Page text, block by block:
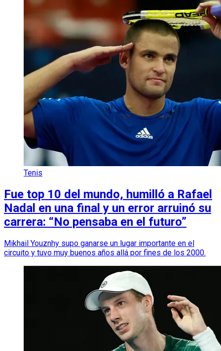
Tenis
Fue top 10 del mundo, humilló a Rafael
Nadal en una final y un error arruinó su
carrera: “No pensaba en el futuro”
Mikhail Youznhy supo ganarse un lugar importante en el
circuito y tuvo muy buenos años allá por fines de los 2000.